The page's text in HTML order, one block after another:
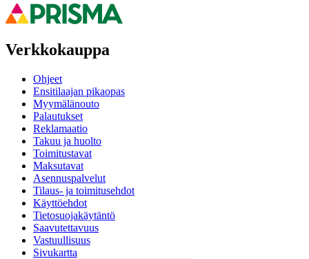
Verkkokauppa
Ohjeet
Ensitilaajan pikaopas
Myymälänouto
Palautukset
Reklamaatio
Takuu ja huolto
Toimitustavat
Maksutavat
Asennuspalvelut
Tilaus- ja toimitusehdot
Käyttöehdot
Tietosuojakäytäntö
Saavutettavuus
Vastuullisuus
Sivukartta